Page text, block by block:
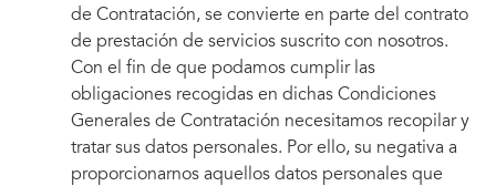
de Contratación, se convierte en parte del contrato
de prestación de servicios suscrito con nosotros.
Con el fin de que podamos cumplir las
obligaciones recogidas en dichas Condiciones
Generales de Contratación necesitamos recopilar y
tratar sus datos personales. Por ello, su negativa a
proporcionarnos aquellos datos personales que